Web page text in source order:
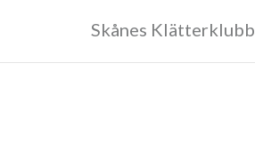
Skånes Klätterklubb